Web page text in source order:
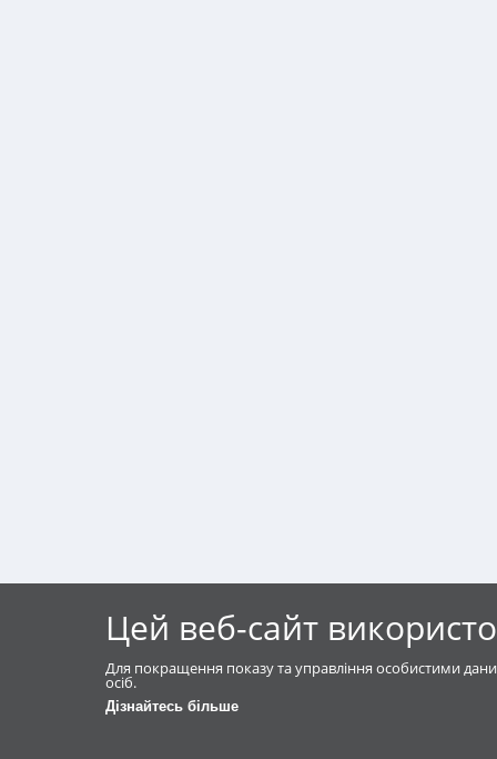
Цей веб-сайт
Для покращення показу та управління особистими
осіб.
Дізнайтесь більше